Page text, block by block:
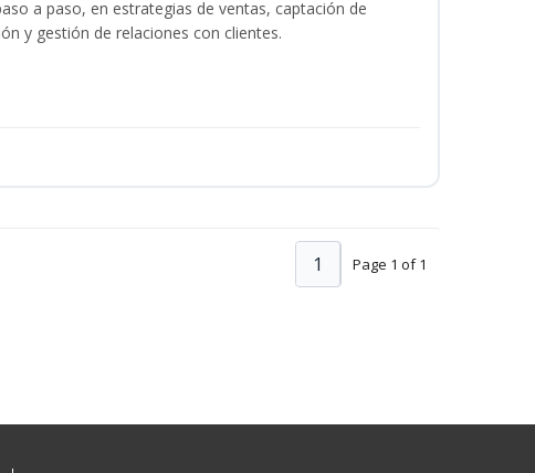
a paso, en estrategias de ventas, captación de
y gestión de relaciones con clientes.
Page 1 of 1
1